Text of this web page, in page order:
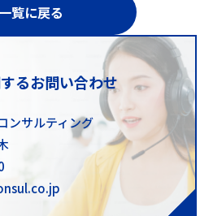
一覧に戻る
るお問い合わせ
ンサルティング